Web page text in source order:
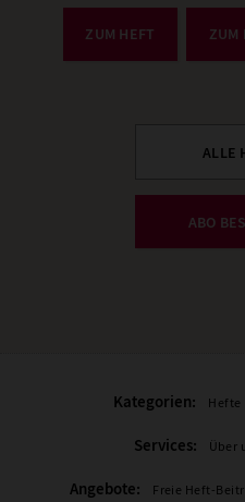
ZUM HEFT ZUM
ALLE
ABO
Kategorien: Hefte
Services: Über
Angebote: Freie Heft-